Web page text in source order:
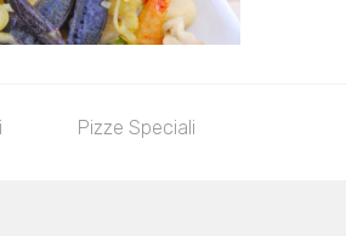
Pizze Speciali